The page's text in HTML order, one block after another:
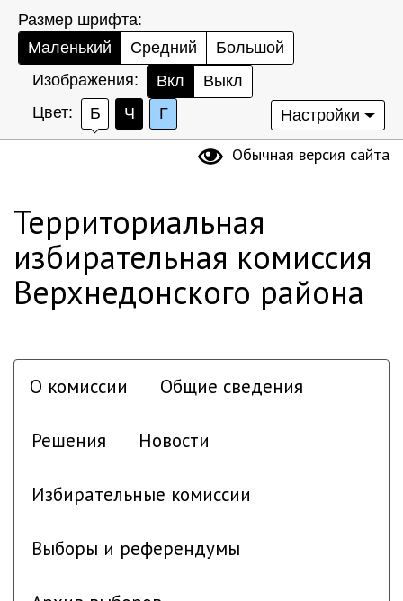
Размер шрифта:
Маленький
Средний
Большой
Изображения:
Вкл
Выкл
Цвет:
Б Ч Г Настройки
Обычная версия сайта
Территориальная
избирательная комиссия
Верхнедонского района
О комиссии Общие сведения
Решения Новости
Избирательные комиссии
Выборы и референдумы